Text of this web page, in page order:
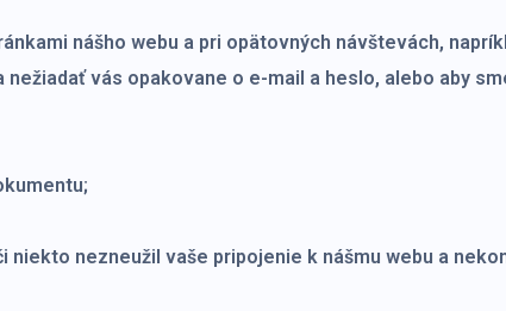
nášho webu a pri opätovných návštevách,
vás opakovane o e-mail a heslo, alebo aby
nezneužil vaše pripojenie k nášmu webu a